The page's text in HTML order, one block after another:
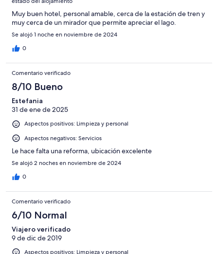
Muy buen hotel, personal amable, cerca de la estación de tren y
muy cerca de un mirador que permite apreciar el lago.
Se alojó 1 noche en noviembre de 2024
0
Comentario verificado
8/10 Bueno
Estefania
31 de ene de 2025
Aspectos positivos: Limpieza y personal
Aspectos negativos: Servicios
Le hace falta una reforma, ubicación excelente
Se alojó 2 noches en noviembre de 2024
0
Comentario verificado
6/10 Normal
Viajero verificado
9 de dic de 2019
Aspectos positivos: Limpieza y personal